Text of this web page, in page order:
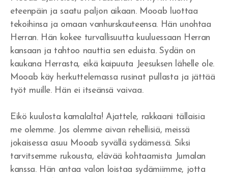
eteenpäin ja saatu paljon aikaan. Mooab luottaa
tekoihinsa ja omaan vanhurskauteensa. Hän unohtaa
Herran. Hän kokee turvallisuutta kuuluessaan Herran
kansaan ja tahtoo nauttia sen eduista. Sydän on
kaukana Herrasta, eikä kaipuuta Jeesuksen lähelle ole.
Mooab käy herkuttelemassa rusinat pullasta ja jättää
työt muille. Hän ei itseänsä vaivaa.
Eikö kuulosta kamalalta! Ajattele, rakkaani tällaisia
me olemme. Jos olemme aivan rehellisiä, meissä
jokaisessa asuu Mooab syvällä sydämessä. Siksi
tarvitsemme rukousta, elävää kohtaamista Jumalan
kanssa. Hän antaa valon loistaa sydämiimme, jotta
Veljesten sovinto
Itsensä hyväksyminen
Tuomitseminen
Iankaikkisia siunauksia
Viisauden ja tiedon viettelys
Yritänkö pelastaa itseni?
Seuraatko Jeesusta?